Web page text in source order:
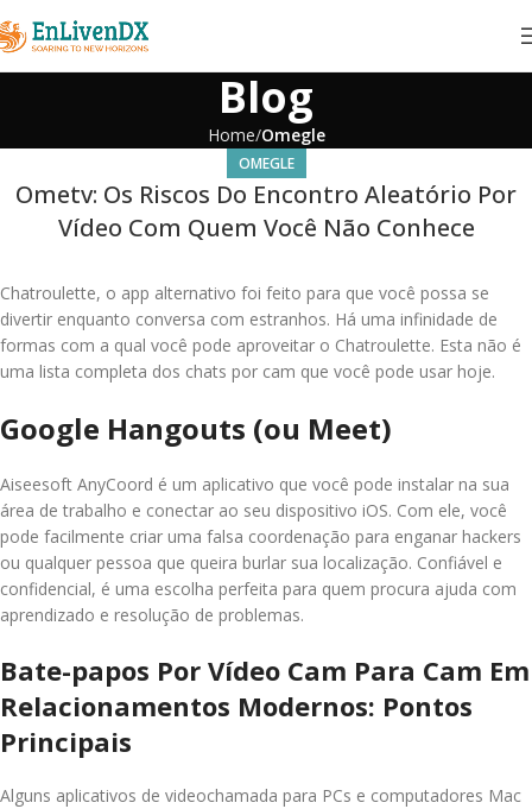
Blog
Home Omegle
OMEGLE
Ometv: Os Riscos Do Encontro Aleatório Por
Vídeo Com Quem Você Não Conhece
Chatroulette, o app alternativo foi feito para que você possa se
divertir enquanto conversa com estranhos. Há uma infinidade de
formas com a qual você pode aproveitar o Chatroulette. Esta não é
uma lista completa dos chats por cam que você pode usar hoje.
Google Hangouts (ou Meet)
Aiseesoft AnyCoord é um aplicativo que você pode instalar na sua
área de trabalho e conectar ao seu dispositivo iOS. Com ele, você
pode facilmente criar uma falsa coordenação para enganar hackers
ou qualquer pessoa que queira burlar sua localização. Confiável e
confidencial, é uma escolha perfeita para quem procura ajuda com
aprendizado e resolução de problemas.
Bate-papos Por Vídeo Cam Para Cam Em
Relacionamentos Modernos: Pontos
Principais
Alguns aplicativos de videochamada para PCs e computadores Mac